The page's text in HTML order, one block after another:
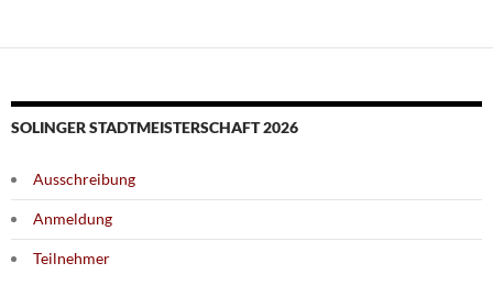
SOLINGER STADTMEISTERSCHAFT 2026
Ausschreibung
Anmeldung
Teilnehmer